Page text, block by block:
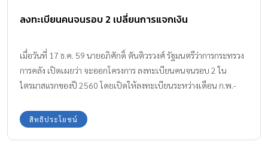
ลงทะเบียนคนจนรอบ 2 เปลี่ยนการแจกเงิน
เมื่อวันที่ 17 ธ.ค. 59 นายอภิศักดิ์ ตันติวรวงศ์ รัฐมนตรีว่าการกระทรวง
การคลัง เปิดเผยว่า จะออกโครงการ ลงทะเบียนคนจนรอบ 2 ใน
ไตรมาสแรกของปี 2560 โดยเปิดให้ลงทะเบียนระหว่างเดือน ก.พ.-
การแจกเงิน
สิทธิประโยชน์